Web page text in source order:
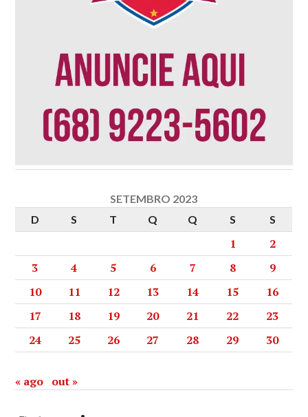
SETEMBRO 2023
D
S T Q Q S S
1
2
3
4 5 6 7 8
9
10
11 12 13 14 15
16
17
18 19 20 21 22
23
24
25 26 27 28 29 30
« ago out »